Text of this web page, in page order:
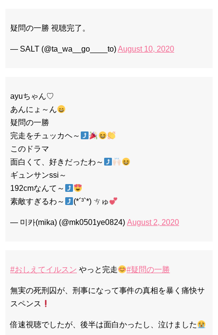
疑問の一勝 視聴完了。
— SALT (@ta_wa__go____to)August 10, 2020
ayuちゃん♡
あんにょ～ん
疑問の一勝
完走をチュッカヘ～
このドラマ
面白くて、好きだったわ～
ギュンサンssi～
192cmなんて～
素敵すぎるわ～
︎︎︎︎︎(*´³`*) ㄘゅ
— 미카(mika) (@mk0501ye0824) August 2, 2020
#おしえてイルスン やっと完走 #疑問の一勝
無実の死刑囚が、刑事になって事件の真相を暴く痛快サ
スペンス
倍速視聴でしたが、後半は面白かったし、泣けました